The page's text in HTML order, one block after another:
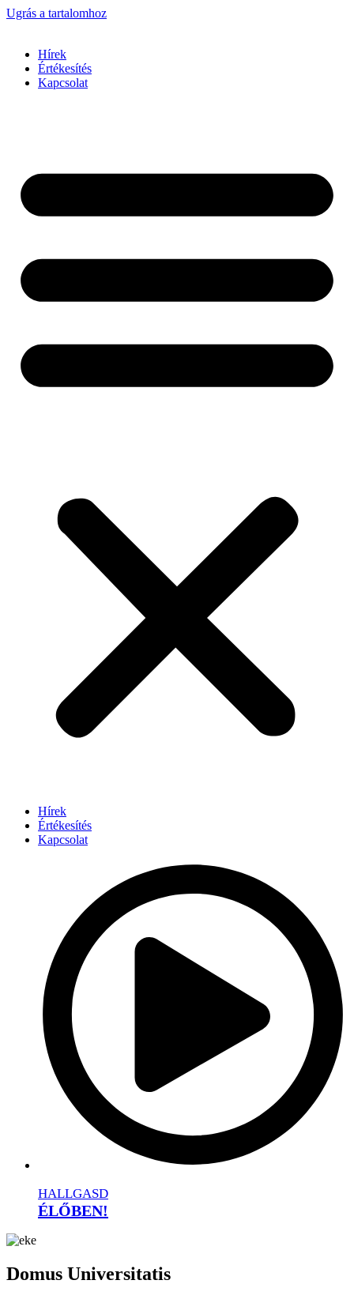
Ugrás a tartalomhoz
Hírek
Értékesítés
Kapcsolat
Hírek
Értékesítés
Kapcsolat
HALLGASD
ÉLŐBEN!
Domus Universitatis